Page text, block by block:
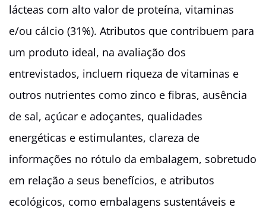
lácteas com alto valor de proteína, vitaminas
e/ou cálcio (31%). Atributos que contribuem para
um produto ideal, na avaliação dos
entrevistados, incluem riqueza de vitaminas e
outros nutrientes como zinco e fibras, ausência
de sal, açúcar e adoçantes, qualidades
energéticas e estimulantes, clareza de
informações no rótulo da embalagem, sobretudo
em relação a seus benefícios, e atributos
ecológicos, como embalagens sustentáveis e